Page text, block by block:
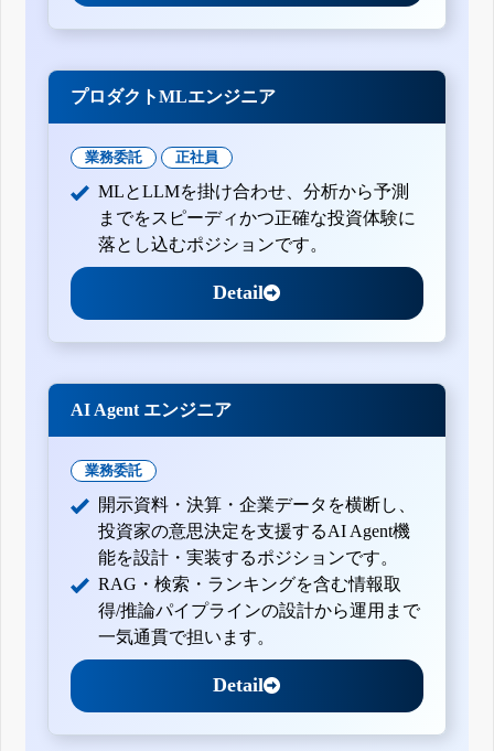
プロダクトMLエンジニア
業務委託 正社員
MLとLLMを掛け合わせ、分析から予測
までをスピーディかつ正確な投資体験に
落とし込むポジションです。
Detail
AI Agent エンジニア
業務委託
開示資料・決算・企業データを横断し、
投資家の意思決定を支援するAI Agent機
能を設計・実装するポジションです。
RAG・検索・ランキングを含む情報取
得/推論パイプラインの設計から運用まで
一気通貫で担います。
Detail